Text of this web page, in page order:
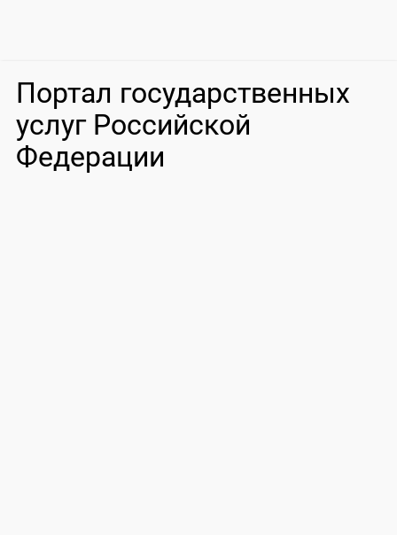
Портал государственных
услуг Российской
Федерации